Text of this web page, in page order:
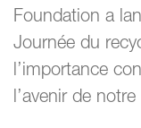
Foundation a
Journée du
l’importance
l’avenir de